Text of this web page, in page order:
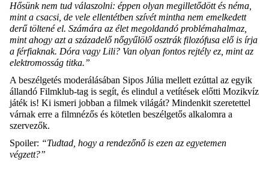
Hősünk nem tud válaszolni: éppen olyan megilletődött és néma,
mint a csacsi, de vele ellentétben szívét mintha nem emelkedett
derű töltené el. Számára az élet megoldandó problémahalmaz,
mint ahogy azt a századelő nőgyűlölő osztrák filozófusa elő is írja
a férfiaknak. Dóra vagy Lili? Van olyan fontos rejtély ez, mint az
elektromosság titka.”
A beszélgetés moderálásában Sipos Júlia mellett ezúttal az egyik
állandó Filmklub-tag is segít, és elindul a vetítések előtti Mozikvíz
játék is! Ki ismeri jobban a filmek világát? Mindenkit szeretettel
várnak erre a filmnézős és kötetlen beszélgetős alkalomra a
szervezők.
Spoiler: “Tudtad, hogy a rendezőnő is ezen az egyetemen
végzett?”